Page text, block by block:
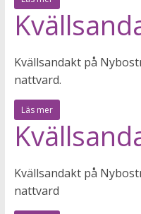
Kvällsandakt på
nattvard.
Läs mer
Kvällsandakt på
nattvard